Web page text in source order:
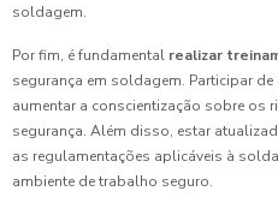
soldagem.
Por fim, é fundamental realizar
segurança em soldagem. Participar
aumentar a conscientização sobre os
segurança. Além disso, estar
as regulamentações aplicáveis à
ambiente de trabalho seguro.